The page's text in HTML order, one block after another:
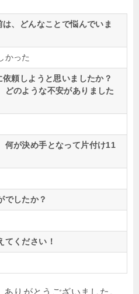
、どんなことで悩んでいま
かった
頼しようと思いましたか？
どのような不安がありました
何が決め手となって片付け11
でしたか？
てください！
りがとうございました。